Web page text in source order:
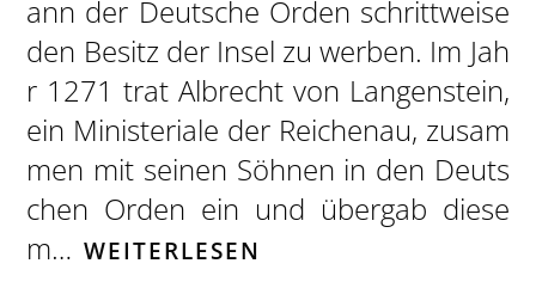
ann der Deutsche Orden schrittweise
den Besitz der Insel zu werben. Im Jah
r 1271 trat Albrecht von Langenstein,
ein Ministeriale der Reichenau, zusam
men mit seinen Söhnen in den Deuts
chen Orden ein und übergab diese
m… WEITERLESEN